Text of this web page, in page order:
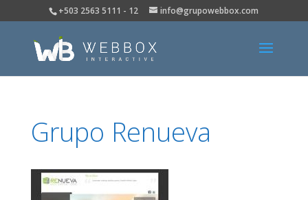
+503 2563 5111 - 12 info@grupowebbox.com
Grupo Renueva